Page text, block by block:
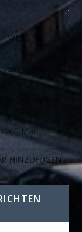
Browser für
via
E-Mail.
A